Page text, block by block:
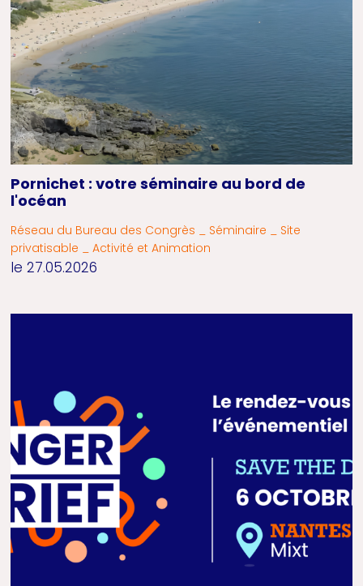
Pornichet : votre séminaire au bord de
l'océan
Réseau du Bureau des Congrès _ Séminaire _ Site
privatisable _ Activité et Animation
le 27.05.2026